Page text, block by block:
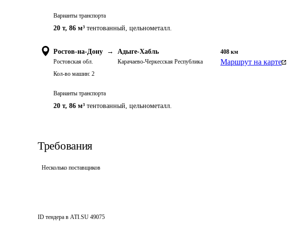
Варианты транспорта
20 т, 86 м³ тентованный, цельнометалл.
Ростов-на-Дону →
Ростовская обл.
Адыге-Хабль
Карачаево-Черкесская Республика
408 км
Маршрут на карте
Кол-во машин: 2
Варианты транспорта
20 т, 86 м³ тентованный, цельнометалл.
Требования
Несколько поставщиков
ID тендера в ATI.SU 49075